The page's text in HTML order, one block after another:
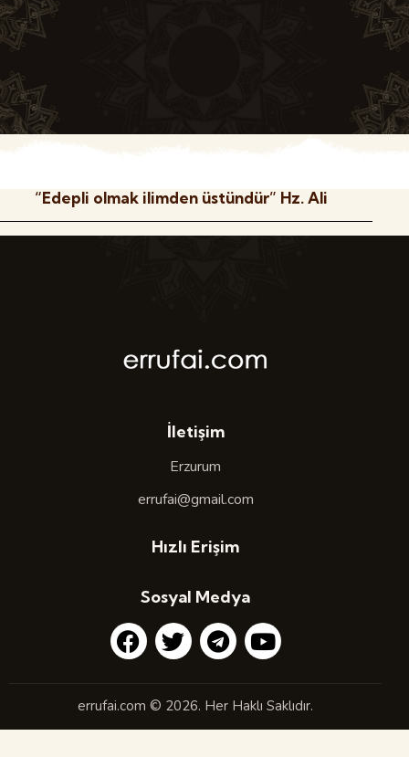
“Edepli olmak ilimden üstündür” Hz. Ali
İletişim
Erzurum
errufai@gmail.com
Hızlı Erişim
Sosyal Medya
errufai.com © 2026. Her Haklı Saklıdır.